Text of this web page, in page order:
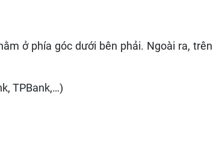
ở phía góc dưới bên phải. Ngoài ra, trên
TPBank,…)